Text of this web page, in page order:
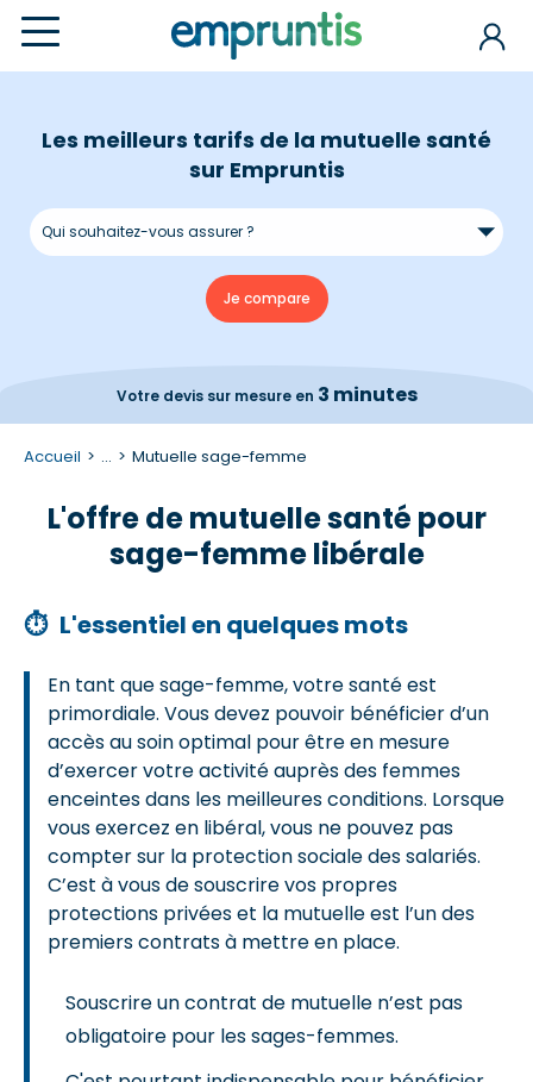
Les meilleurs tarifs de la mutuelle santé
sur Empruntis
Votre devissur mesure en 3 minutes
Accueil ... Mutuelle sage-femme
L'offre de mutuelle santé pour
sage-femme libérale
⏱ L'essentiel en quelques mots
En tant que sage-femme, votre santé est
primordiale. Vous devez pouvoir bénéficier d’un
accès au soin optimal pour être en mesure
d’exercer votre activité auprès des femmes
enceintes dans les meilleures conditions. Lorsque
vous exercez en libéral, vous ne pouvez pas
compter sur la protection sociale des salariés.
C’est à vous de souscrire vos propres
protections privées et la mutuelle est l’un des
premiers contrats à mettre en place.
Souscrire un contrat de mutuelle n’est pas
obligatoire pour les sages-femmes.